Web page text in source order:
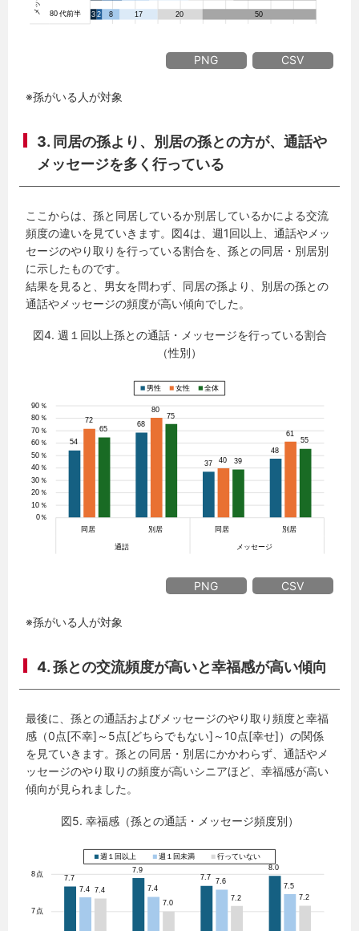
PNG CSV
※孫がいる人が対象
3. 同居の孫より、別居の孫との方が、通話や
メッセージを多く行っている
ここからは、孫と同居しているか別居しているかによる交流
頻度の違いを見ていきます。図4は、週1回以上、通話やメッ
セージのやり取りを行っている割合を、孫との同居・別居別
に示したものです。
結果を見ると、男女を問わず、同居の孫より、別居の孫との
通話やメッセージの頻度が高い傾向でした。
図4. 週１回以上孫との通話・メッセージを行っている割合
（性別）
PNG CSV
※孫がいる人が対象
4. 孫との交流頻度が高いと幸福感が高い傾向
最後に、孫との通話およびメッセージのやり取り頻度と幸福
感（0点[不幸]～5点[どちらでもない]～10点[幸せ]）の関係
を見ていきます。孫との同居・別居にかかわらず、通話やメ
ッセージのやり取りの頻度が高いシニアほど、幸福感が高い
傾向が見られました。
図5. 幸福感（孫との通話・メッセージ頻度別）